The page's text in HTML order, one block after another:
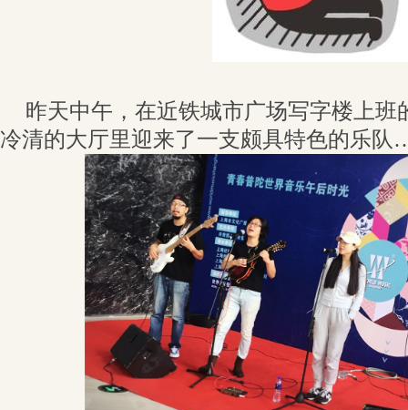
昨天中午，在近铁城市广场写字楼上班
冷清的大厅里迎来了一支颇具特色的乐